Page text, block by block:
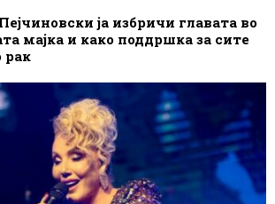
ја избричи главата во
мајка и како поддршка за сите
рак